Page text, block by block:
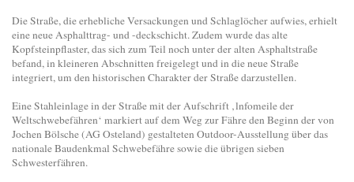
Die Straße, die erhebliche Versackungen und Schlaglöcher aufwies, erhielt
eine neue Asphalttrag- und -deckschicht. Zudem wurde das alte
Kopfsteinpflaster, das sich zum Teil noch unter der alten Asphaltstraße
befand, in kleineren Abschnitten freigelegt und in die neue Straße
integriert, um den historischen Charakter der Straße darzustellen.
Eine Stahleinlage in der Straße mit der Aufschrift ‚lnfomeile der
Weltschwebefähren‘ markiert auf dem Weg zur Fähre den Beginn der von
Jochen Bölsche (AG Osteland) gestalteten Outdoor-Ausstellung über das
nationale Baudenkmal Schwebefähre sowie die übrigen sieben
Schwesterfähren.